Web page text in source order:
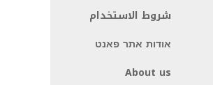
شروط الاستخدام
אודות אתר פאנט
About us